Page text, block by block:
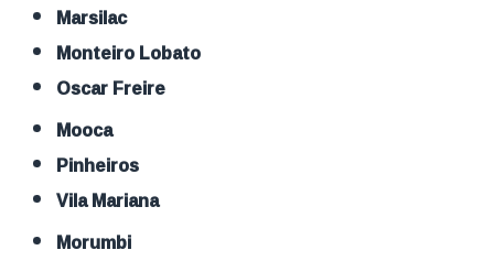
Marsilac
Monteiro Lobato
Oscar Freire
Mooca
Pinheiros
Vila Mariana
Morumbi